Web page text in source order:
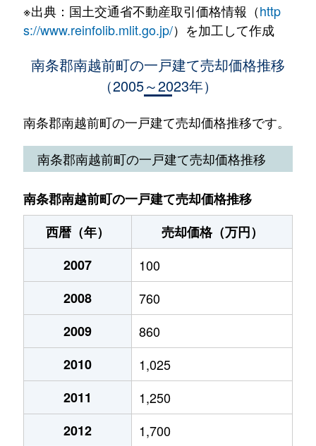
※出典：国土交通省不動産取引価格情報（http
s://www.reinfolib.mlit.go.jp/）を加工して作成
南条郡南越前町の一戸建て売却価格推移
（2005～2023年）
南条郡南越前町の一戸建て売却価格推移です。
南条郡南越前町の一戸建て売却価格推移
南条郡南越前町の一戸建て売却価格推移
西暦（年）
売却価格（万円）
2007
100
2008
760
2009
860
2010
1,025
2011
1,250
2012
1,700